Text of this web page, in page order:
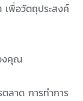
เพื่อวัตถุประสงค์
งคุณ
ลาด การทำการ